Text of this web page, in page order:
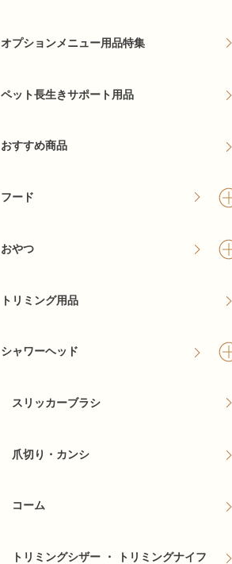
オプションメニュー用品特集
ペット長生きサポート用品
おすすめ商品
フード
おやつ
トリミング用品
シャワーヘッド
スリッカーブラシ
爪切り・カンシ
コーム
トリミングシザー ・ トリミングナイフ